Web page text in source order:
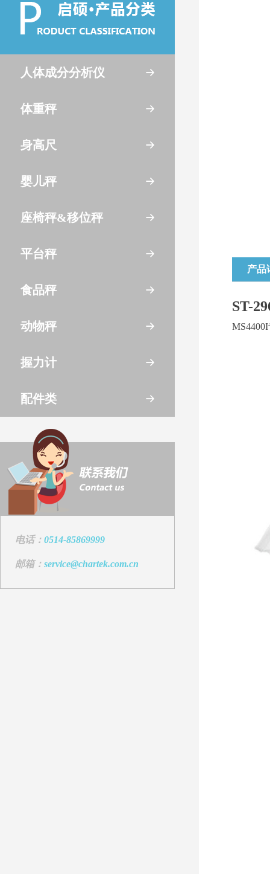
人体成分分析仪
体重秤
身高尺
婴儿秤
座椅秤&移位秤
平台秤
食品秤
动物秤
握力计
配件类
电话： 0514-85869999
邮箱： service@chartek.com.cn
产品
ST-
MS4400I